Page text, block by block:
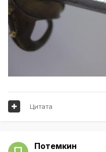
Цитата
Потемкин